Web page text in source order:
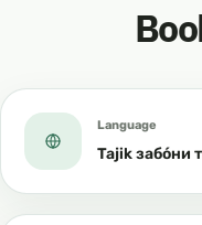
Language